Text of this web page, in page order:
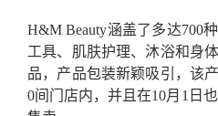
H&M Beauty涵盖了多达700
工具、肌肤护理、沐浴和身
品，产品包装新颖吸引，该
0间门店内，并且在10月1日